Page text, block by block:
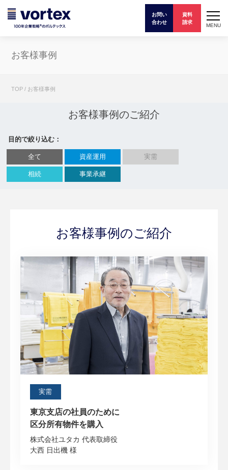
お問い
合わせ
資料
請求
MENU
お客様事例
TOP / お客様事例
お客様事例のご紹介
目的で絞り込む：
全て 資産運用 実需
相続 事業承継
お客様事例のご紹介
実需
東京支店の社員のために
区分所有物件を購入
株式会社ユタカ 代表取締役
大西 日出機 様